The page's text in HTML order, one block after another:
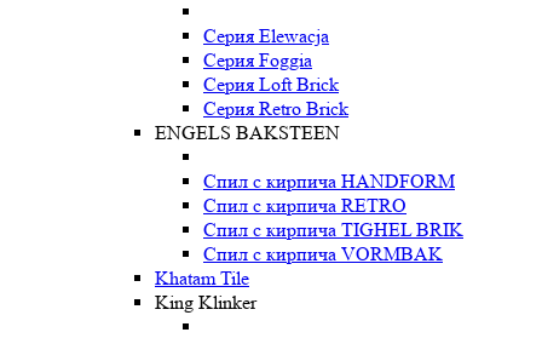
Серия Elewacja
Серия Foggia
Серия Loft Brick
Серия Retro Brick
ENGELS BAKSTEEN
Спил с кирпича HANDFORM
Спил с кирпича RETRO
Спил с кирпича TIGHEL BRIK
Спил с кирпича VORMBAK
Khatam Tile
King Klinker